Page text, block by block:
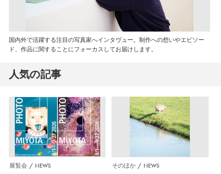
国内外で活躍する注目の写真家へインタヴュー。制作への想いやエピソー
ド、作品に関することにフォーカスしてお届けします。
人気の記事
展覧会 NEWS そのほか NEWS